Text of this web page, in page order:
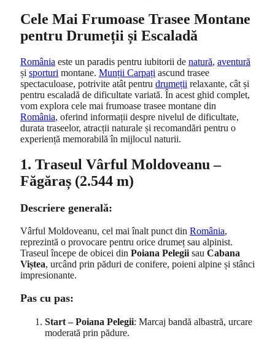
Cele Mai Frumoase Trasee Montane
pentru Drumeții și Escaladă
România este un paradis pentru iubitorii de natură, aventură
și sporturi montane. Munții Carpați ascund trasee
spectaculoase, potrivite atât pentru drumeții relaxante, cât și
pentru escaladă de dificultate variată. În acest ghid complet,
vom explora cele mai frumoase trasee montane din
România, oferind informații despre nivelul de dificultate,
durata traseelor, atracții naturale și recomandări pentru o
experiență memorabilă în mijlocul naturii.
1. Traseul Vârful Moldoveanu –
Făgăraș (2.544 m)
Descriere generală:
Vârful Moldoveanu, cel mai înalt punct din România,
reprezintă o provocare pentru orice drumeț sau alpinist.
Traseul începe de obicei din Poiana Pelegii sau Cabana
Viștea, urcând prin păduri de conifere, poieni alpine și stânci
impresionante.
Pas cu pas:
Start – Poiana Pelegii: Marcaj bandă albastră, urcare
moderată prin pădure.